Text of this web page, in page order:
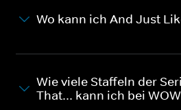
Wo kann ich And Just
Wie viele Staffeln der
That... kann ich bei